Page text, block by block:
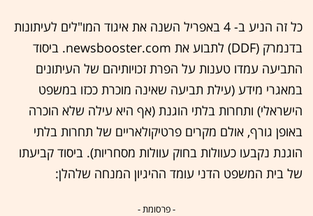
כל זה הניע ב- 4 באפריל השנה את איגוד המו"לים לעיתונות
בדנמרק (DDF) לתבוע את newsbooster.com. ביסוד
התביעה עמדו טענות על הפרת זכויותיהם של העיתונים
במאגרי מידע (עילת תביעה שאינה מוכרת ככזו במשפט
הישראלי) ותחרות בלתי הוגנת (אף היא עילה שלא הוכרה
באופן גורף, אולם מקרים פרטיקולאריים של תחרות בלתי
הוגנת נקבעו כעוולות בחוק עוולות מסחריות). ביסוד קביעתו
של בית המשפט הדני עומד ההיגיון המנחה שלהלן:
- פרסומת -